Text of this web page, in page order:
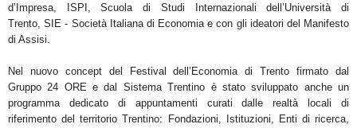
d’Impresa, ISPI , Scuola di Studi Internazionali dell’Università di
Trento, SIE - Società Italiana di Economia e con gli ideatori del Manifesto
di Assisi.
Nel nuovo concept del Festival dell’Economia di Trento firmato dal
Gruppo 24 ORE e dal Sistema Trentino è stato sviluppato anche un
programma dedicato di
appuntamenti curati dalle realtà locali di
riferimento delterritorio Trentino:
Fondazioni, Istituzioni, Enti di ricerca,